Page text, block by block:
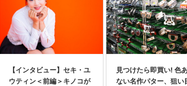
【インタビュー】セキ・ユ
ウティン＜前編＞キノコが
見つけたら即買い! 色
ない名作パター、狙い